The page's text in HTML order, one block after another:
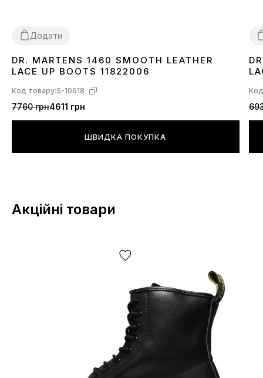
Додати
36 373840 424344 45
DR. MARTENS 1460 SMOOTH LEATHER
LACE UP BOOTS 11822006
Код товару:S-10618
7760 грн4611 грн
ШВИДКА ПОКУПКА
Акційні товари